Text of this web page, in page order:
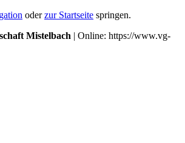
oderzur Startseite springen.
Mistelbach | Online: https://www.vg-